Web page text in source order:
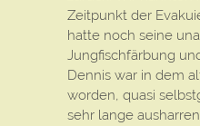
Zeitpunkt der
hatte noch seine
Jungfischfärbung
Dennis war in dem
worden, quasi
sehr lange